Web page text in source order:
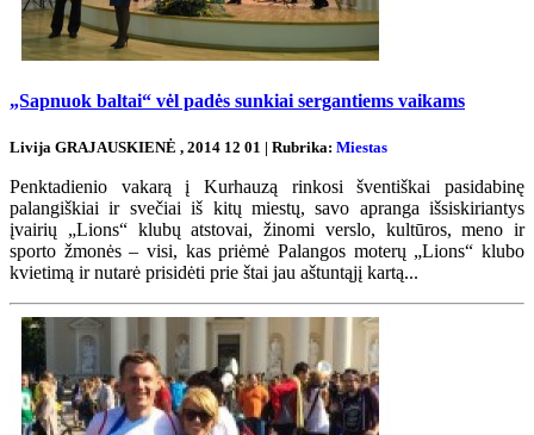
„Sapnuok baltai“ vėl padės sunkiai sergantiems vaikams
Livija GRAJAUSKIENĖ , 2014 12 01 | Rubrika: Miestas
Penktadienio vakarą į Kurhauzą rinkosi šventiškai pasidabinę
palangiškiai ir svečiai iš kitų miestų, savo apranga išsiskiriantys
įvairių „Lions“ klubų atstovai, žinomi verslo, kultūros, meno ir
sporto žmonės – visi, kas priėmė Palangos moterų „Lions“ klubo
kvietimą ir nutarė prisidėti prie štai jau aštuntąjį kartą...